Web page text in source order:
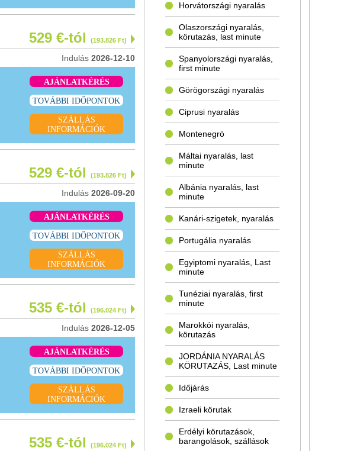
529 €-tól (193.826 Ft)
Indulás 2026-12-10
AJÁNLATKÉRÉS
TOVÁBBI IDŐPONTOK
SZÁLLÁS
INFORMÁCIÓK
529 €-tól (193.826 Ft)
Indulás 2026-09-20
AJÁNLATKÉRÉS
TOVÁBBI IDŐPONTOK
SZÁLLÁS
INFORMÁCIÓK
535 €-tól (196.024 Ft)
Indulás 2026-12-05
AJÁNLATKÉRÉS
TOVÁBBI IDŐPONTOK
SZÁLLÁS
INFORMÁCIÓK
535 €-tól (196.024 Ft)
Horvátországi nyaralás
Olaszországi nyaralás,
körutazás, last minute
Spanyolországi nyaralás,
first minute
Görögországi nyaralás
Ciprusi nyaralás
Montenegró
Máltai nyaralás, last
minute
Albánia nyaralás, last
minute
Kanári-szigetek, nyaralás
Portugália nyaralás
Egyiptomi nyaralás, Last
minute
Tunéziai nyaralás, first
minute
Marokkói nyaralás,
körutazás
JORDÁNIA NYARALÁS
KÖRUTAZÁS, Last minute
Időjárás
Izraeli körutak
Erdélyi körutazások,
barangolások, szállások